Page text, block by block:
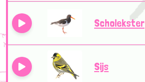
Scholekster
Sijs